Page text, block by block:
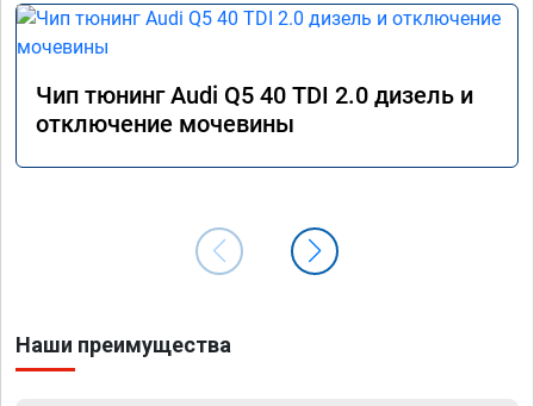
Чип тюнинг Audi Q5 40 TDI 2.0 дизель и
отключение мочевины
Наши преимущества